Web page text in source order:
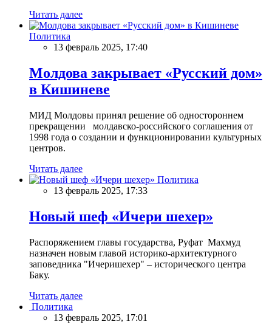
Читать далее
Политика
13 февраль 2025, 17:40
Молдова закрывает «Русский дом»
в Кишиневе
МИД Молдовы принял решение об одностороннем
прекращении молдавско-российского соглашения от
1998 года о создании и функционировании культурных
центров.
Читать далее
Политика
13 февраль 2025, 17:33
Новый шеф «Ичери шехер»
Распоряжением главы государства, Руфат Махмуд
назначен новым главой историко-архитектурного
заповедника "Ичеришехер" – исторического центра
Баку.
Читать далее
Политика
13 февраль 2025, 17:01